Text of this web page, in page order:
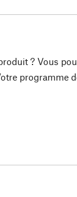
? Vous
programme